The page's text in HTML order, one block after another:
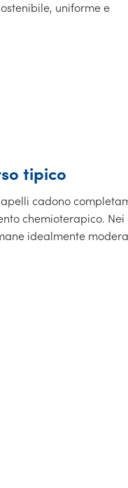
uniforme e
tipico
cadono
chemioterapico. Nei
idealmente